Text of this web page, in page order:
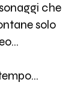
che
solo